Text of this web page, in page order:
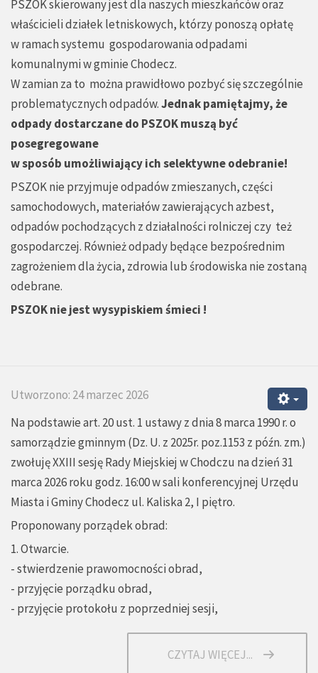
PSZOK skierowany jest dla naszych mieszkańców oraz
właścicieli działek letniskowych, którzy ponoszą opłatę
w ramach systemu gospodarowania odpadami
komunalnymi w gminie Chodecz.
W zamian za to można prawidłowo pozbyć się szczególnie
problematycznych odpadów.Jednak pamiętajmy, że
odpady dostarczane do PSZOK muszą być
posegregowane
w sposób umożliwiający ich selektywne odebranie!
PSZOK nie przyjmuje odpadów zmieszanych, części
samochodowych, materiałów zawierających azbest,
odpadów pochodzących z działalności rolniczej czy też
gospodarczej. Również odpady będące bezpośrednim
zagrożeniem dla życia, zdrowia lub środowiska nie zostaną
odebrane.
PSZOK nie jest wysypiskiem śmieci !
Utworzono: 24 marzec 2026
Na podstawie art. 20 ust. 1 ustawy z dnia 8 marca 1990 r. o
samorządzie gminnym (Dz. U. z 2025r. poz.1153 z późn. zm.)
zwołuję XXIII sesję Rady Miejskiej w Chodczu na dzień 31
marca 2026 roku godz. 16:00 w sali konferencyjnej Urzędu
Miasta i Gminy Chodecz ul. Kaliska 2, I piętro.
Proponowany porządek obrad:
1. Otwarcie.
- stwierdzenie prawomocności obrad,
- przyjęcie porządku obrad,
- przyjęcie protokołu z poprzedniej sesji,
CZYTAJ WIĘCEJ...